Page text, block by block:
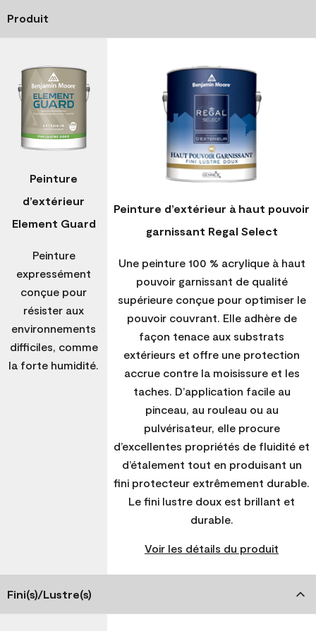
Produit
Peinture
d’extérieur
Element Guard
Peinture
expressément
conçue pour
résister aux
environnements
difficiles, comme
la forte humidité.
Peinture d’extérieur à haut pouvoir
garnissant Regal Select
Une peinture 100 % acrylique à haut
pouvoir garnissant de qualité
supérieure conçue pour optimiser le
pouvoir couvrant. Elle adhère de
façon tenace aux substrats
extérieurs et offre une protection
accrue contre la moisissure et les
taches. D’application facile au
pinceau, au rouleau ou au
pulvérisateur, elle procure
d’excellentes propriétés de fluidité et
d’étalement tout en produisant un
fini protecteur extrêmement durable.
Le fini lustre doux est brillant et
durable.
Voir les détails du produit
Fini(s)/Lustre(s)